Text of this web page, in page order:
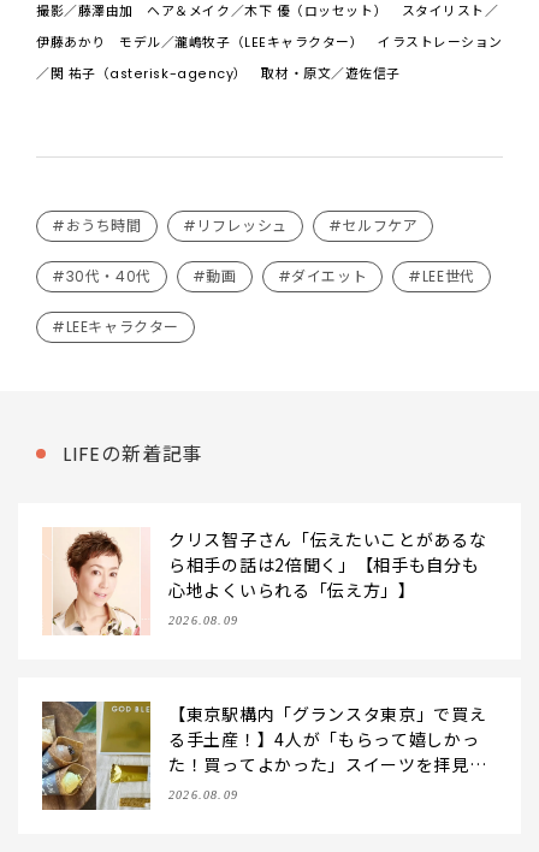
撮影／藤澤由加 ヘア＆メイク／木下 優（ロッセット） スタイリスト／
伊藤あかり モデル／瀧嶋牧子（LEEキャラクター） イラストレーション
／関 祐子（asterisk-agency） 取材・原文／遊佐信子
#おうち時間 #リフレッシュ #セルフケア
#30代・40代 #動画 #ダイエット #LEE世代
#LEEキャラクター
LIFEの新着記事
クリス智子さん「伝えたいことがあるな
ら相手の話は2倍聞く」【相手も自分も
心地よくいられる「伝え方」】
2026.08.09
【東京駅構内「グランスタ東京」で買え
る手土産！】4人が「もらって嬉しかっ
た！買ってよかった」スイーツを拝見♪
GOD BLESS BUTTERのバター菓子、SO
2026.08.09